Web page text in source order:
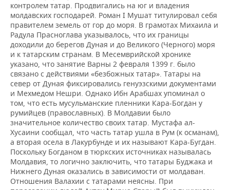
контролем татар. Продвигались на юг и владения
молдавских господарей. Роман I Мушат титулировал себя
правителем земель от гор до моря. В грамотах Михаила и
Радула Прасноглава указывалось, что их границы
доходили до берегов Дуная и до Великого (Черного) моря
и к татарским странам. В Месемврийской хронике
указано, что занятие Варны 2 февраля 1399 г. было
связано с действиями «безбожных татар». Татары на
север от Дуная фиксировались генуэзскими документами
и Мехмедом Нешри. Однако Ибн Арабшах упоминал о
том, что есть мусульманские пленники Кара-Богдан у
румийцев (православных). В Молдавии было
значительное количество своих татар. Мустафа ал-
Хусаини сообщал, что часть татар ушла в Рум (к османам),
а вторая осела в Лакурбунде и их называют Кара-Бугдан.
Поскольку Богданом в тюркских источниках называлась
Молдавия, то логично заключить, что татары Буджака и
Нижнего Дуная оказались в зависимости от молдаван.
Отношения Валахии с татарами неясны. При